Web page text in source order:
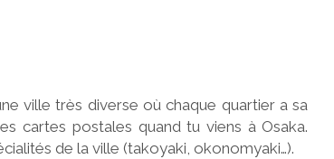
ville très diverse où chaque quartier a sa
cartes postales quand tu viens à Osaka.
de la ville (takoyaki, okonomyaki…).